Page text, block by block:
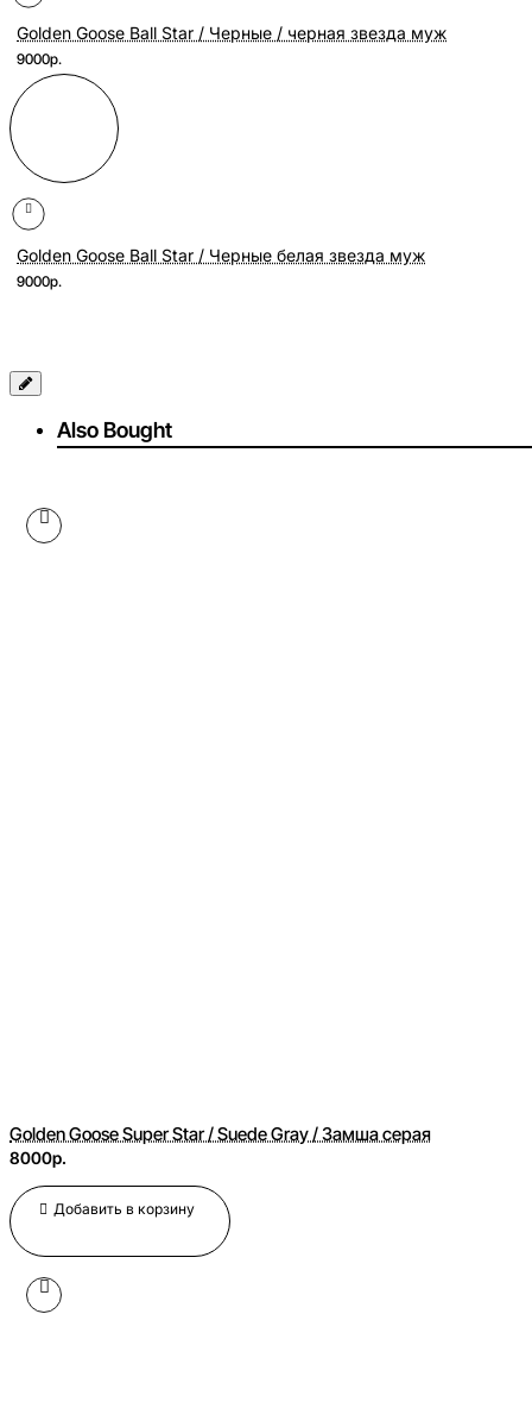
Golden Goose Ball Star / Черные / черная звезда муж
9000р.
Golden Goose Ball Star / Черные белая звезда муж
9000р.
Also Bought
Golden Goose Super Star / Suede Gray / Замша серая
8000р.
Добавить в корзину